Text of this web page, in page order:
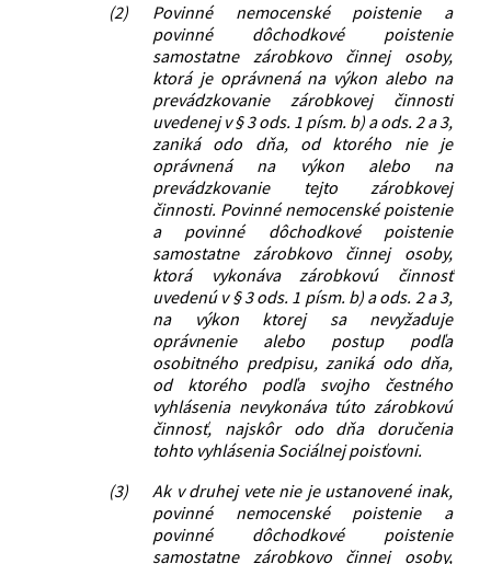
(2)
Povinné nemocenské poistenie a
povinné dôchodkové poistenie
samostatne zárobkovo činnej osoby,
ktorá je oprávnená na výkon alebo na
prevádzkovanie zárobkovej činnosti
uvedenej v § 3 ods. 1 písm. b) a ods. 2 a 3,
zaniká odo dňa, od ktorého nie je
oprávnená na výkon alebo na
prevádzkovanie tejto zárobkovej
činnosti. Povinné nemocenské poistenie
a povinné dôchodkové poistenie
samostatne zárobkovo činnej osoby,
ktorá vykonáva zárobkovú činnosť
uvedenú v § 3 ods. 1 písm. b) a ods. 2 a 3,
na výkon ktorej sa nevyžaduje
oprávnenie alebo postup podľa
osobitného predpisu, zaniká odo dňa,
od ktorého podľa svojho čestného
vyhlásenia nevykonáva túto zárobkovú
činnosť, najskôr odo dňa doručenia
tohto vyhlásenia Sociálnej poisťovni.
(3)
Ak v druhej vete nie je ustanovené inak,
povinné nemocenské poistenie a
povinné dôchodkové poistenie
samostatne zárobkovo činnej osoby,